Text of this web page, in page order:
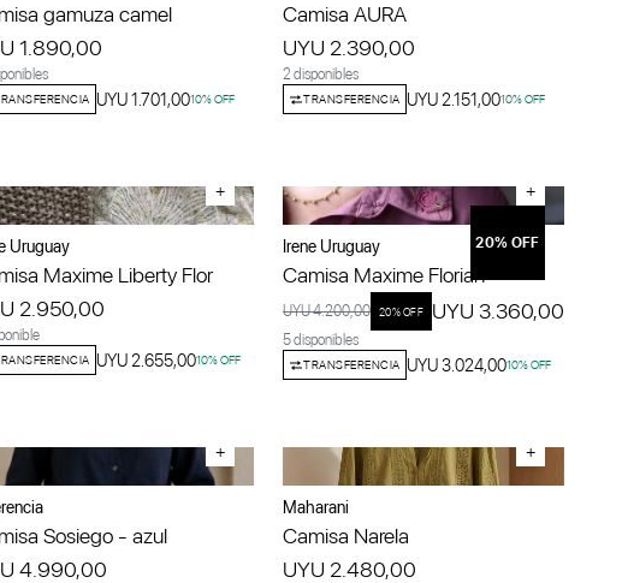
gamuza camel
1.890,00
UYU 1.701,0010% OFF
Camisa AURA
UYU 2.390,00
2 disponibles
TRANSFERENCIA UYU 2.151,0010% OFF
+
Uruguay
Maxime Liberty Flor
2.950,00
UYU 2.655,0010% OFF
20% OFF
+
Irene Uruguay
Camisa Maxime Florian
UYU 4.200,00 20% OFF UYU 3.360,00
5 disponibles
TRANSFERENCIA UYU 3.024,0010% OFF
+
Sosiego - azul
4.990,00
+
Maharani
Camisa Narela
UYU 2.480,00